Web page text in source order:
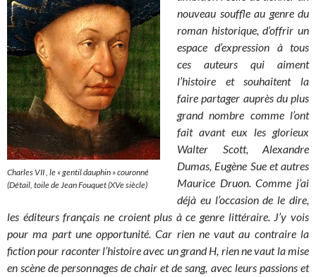
Charles VII , le « gentil dauphin » couronné
(Détail, toile de Jean Fouquet (XVe siècle)
nouveau souffle au genre du
roman historique, d’offrir un
espace d’expression à tous
ces auteurs qui aiment
l’histoire et souhaitent la
faire partager auprès du plus
grand nombre comme l’ont
fait avant eux les glorieux
Walter Scott, Alexandre
Dumas, Eugène Sue et autres
Maurice Druon. Comme j’ai
déjà eu l’occasion de le dire,
les éditeurs français ne croient plus à ce genre littéraire. J’y vois
pour ma part une opportunité. Car rien ne vaut au contraire la
fiction pour raconter l’histoire avec un grand H, rien ne vaut la mise
en scène de personnages de chair et de sang, avec leurs passions et